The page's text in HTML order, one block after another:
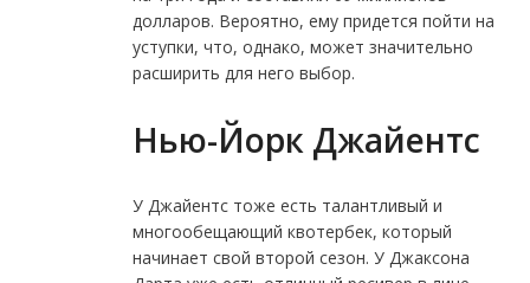
долларов. Вероятно, ему придется пойти на
уступки, что, однако, может значительно
расширить для него выбор.
Нью-Йорк Джайентс
У Джайентс тоже есть талантливый и
многообещающий квотербек, который
начинает свой второй сезон. У Джаксона